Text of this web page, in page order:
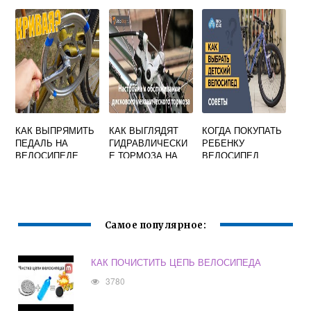
КАК ВЫПРЯМИТЬ
ПЕДАЛЬ НА
ВЕЛОСИПЕДЕ
КАК ВЫГЛЯДЯТ
ГИДРАВЛИЧЕСКИ
Е ТОРМОЗА НА
КОГДА ПОКУПАТЬ
РЕБЕНКУ
ВЕЛОСИПЕД
Самое популярное:
КАК ПОЧИСТИТЬ ЦЕПЬ ВЕЛОСИПЕДА
3780